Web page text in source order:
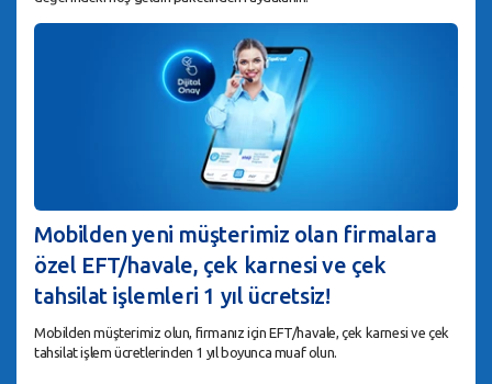
Mobilden yeni müşterimiz olan firmalara
özel EFT/havale, çek karnesi ve çek
tahsilat işlemleri 1 yıl ücretsiz!
Mobilden müşterimiz olun, firmanız için EFT/havale, çek karnesi ve çek
tahsilat işlem ücretlerinden 1 yıl boyunca muaf olun.